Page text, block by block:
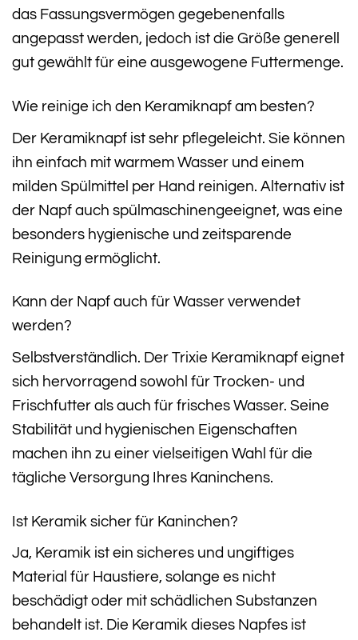
das Fassungsvermögen gegebenenfalls
angepasst werden, jedoch ist die Größe generell
gut gewählt für eine ausgewogene Futtermenge.
Wie reinige ich den Keramiknapf am besten?
Der Keramiknapf ist sehr pflegeleicht. Sie können
ihn einfach mit warmem Wasser und einem
milden Spülmittel per Hand reinigen. Alternativ ist
der Napf auch spülmaschinengeeignet, was eine
besonders hygienische und zeitsparende
Reinigung ermöglicht.
Kann der Napf auch für Wasser verwendet
werden?
Selbstverständlich. Der Trixie Keramiknapf eignet
sich hervorragend sowohl für Trocken- und
Frischfutter als auch für frisches Wasser. Seine
Stabilität und hygienischen Eigenschaften
machen ihn zu einer vielseitigen Wahl für die
tägliche Versorgung Ihres Kaninchens.
Ist Keramik sicher für Kaninchen?
Ja, Keramik ist ein sicheres und ungiftiges
Material für Haustiere, solange es nicht
beschädigt oder mit schädlichen Substanzen
behandelt ist. Die Keramik dieses Napfes ist